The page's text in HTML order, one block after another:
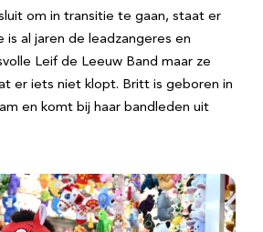
om in transitie te gaan, staat er
is al jaren de leadzangeres en
Leif de Leeuw Band maar ze
er iets niet klopt. Britt is geboren in
en komt bij haar bandleden uit